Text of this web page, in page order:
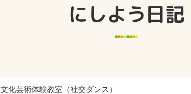
にしよう日記
文化芸術体験教室（社交ダンス）